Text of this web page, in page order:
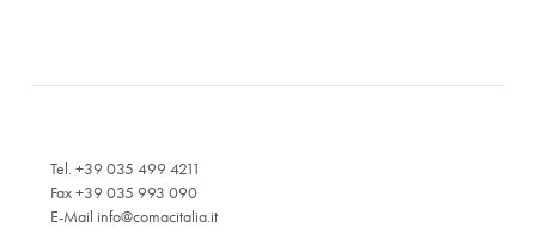
Tel. +39 035 499 4211
Fax +39 035 993 090
E-Mail info@comacitalia.it